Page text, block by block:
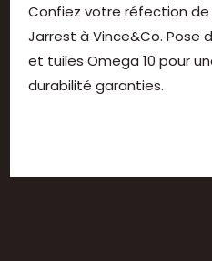
Confiez votre réfection
Jarrest à Vince&Co. Pose
et tuiles Omega 10 pour
durabilité garanties.